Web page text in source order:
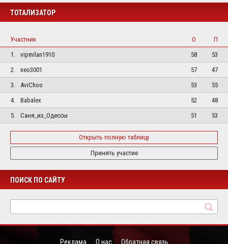
ТОТАЛИЗАТОР
Участник О
П
1.
vipmilan1910 58
53
2.
neo3001 57
47
3.
AviChoo 53
55
4.
Babalex 52
48
5.
Саня_из_Одессы 51 53
Открыть полную таблицу
Принять участие
ПОИСК ПО САЙТУ
Реклама О нас Обратная связь